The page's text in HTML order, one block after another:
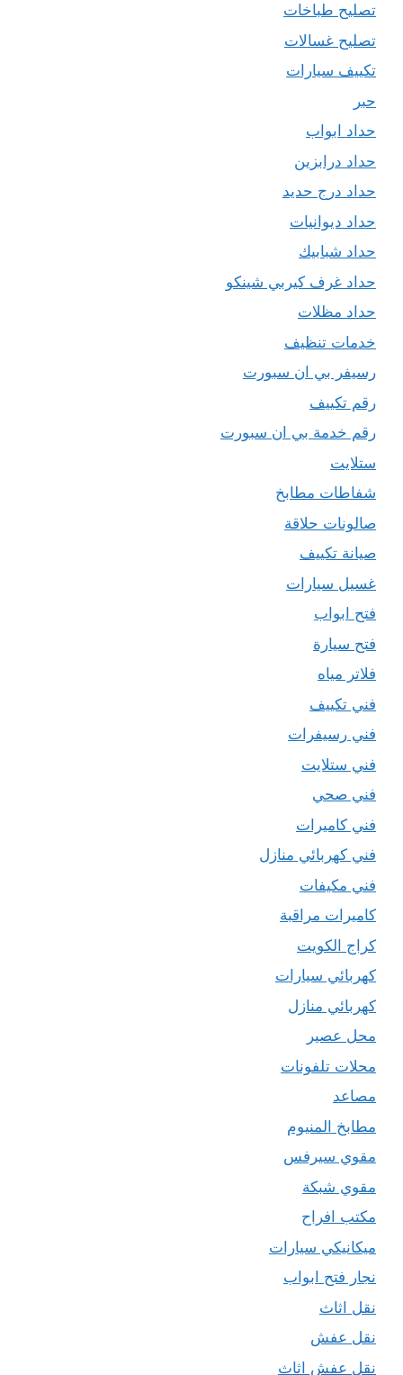
تصليح طباخات
تصليح غسالات
تكييف سيارات
حبر
حداد ابواب
حداد درابزين
حداد درج حديد
حداد ديوانيات
حداد شبابيك
حداد غرف كيربي شينكو
حداد مظلات
خدمات تنظيف
رسيفر بي ان سبورت
رقم تكييف
رقم خدمة بي ان سبورت
ستلايت
شفاطات مطابخ
صالونات حلاقة
صيانة تكييف
غسيل سيارات
فتح ابواب
فتح سيارة
فلاتر مياه
فني تكييف
فني رسيفرات
فني ستلايت
فني صحي
فني كاميرات
فني كهربائي منازل
فني مكيفات
كاميرات مراقبة
كراج الكويت
كهربائي سيارات
كهربائي منازل
محل عصير
محلات تلفونات
مصاعد
مطابخ المنيوم
مقوي سيرفس
مقوي شبكة
مكتب افراح
ميكانيكي سيارات
نجار فتح ابواب
نقل اثاث
نقل عفش
نقل عفش اثاث